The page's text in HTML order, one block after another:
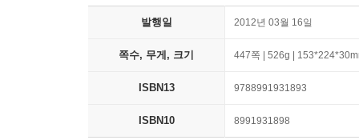
발행일 2012년 03월 16일
쪽수, 무게, 크기 447쪽 | 526g |
ISBN13 9788991931893
ISBN10 8991931898